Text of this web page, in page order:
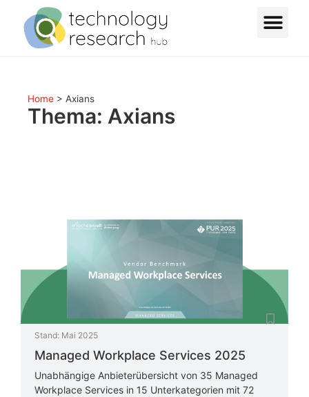
Home > Axians
Thema: Axians
Stand: Mai 2025
Managed Workplace Services 2025
Unabhängige Anbieterübersicht von 35 Managed
Workplace Services in 15 Unterkategorien mit 72